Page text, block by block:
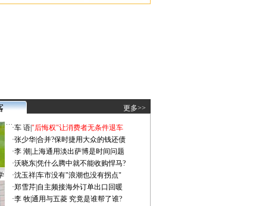
更多>>
·车 语|"后悔权"让消费者无条件退车
·张少华|合并?保时捷用大众的钱还债
·李 潮 上海通用淡出萨博是时间问题
·沃晓东|凭什么腾中就不能收购悍马?
·沈玉祥|车市没有"浪潮也没有拐点"
·郑雪芹| 自主频接海外订单出口回暖
·李 牧|通用与五菱 究竟是谁帮了谁?